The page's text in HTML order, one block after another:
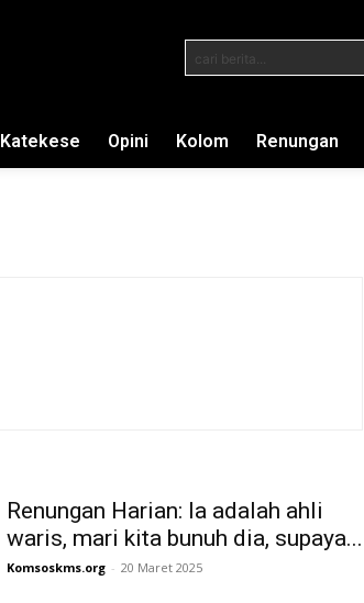
cari berita...
Katekese Opini Kolom Renungan
Renungan Harian: Ia adalah ahli
waris, mari kita bunuh dia, supaya...
Komsoskms.org - 20 Maret 2025